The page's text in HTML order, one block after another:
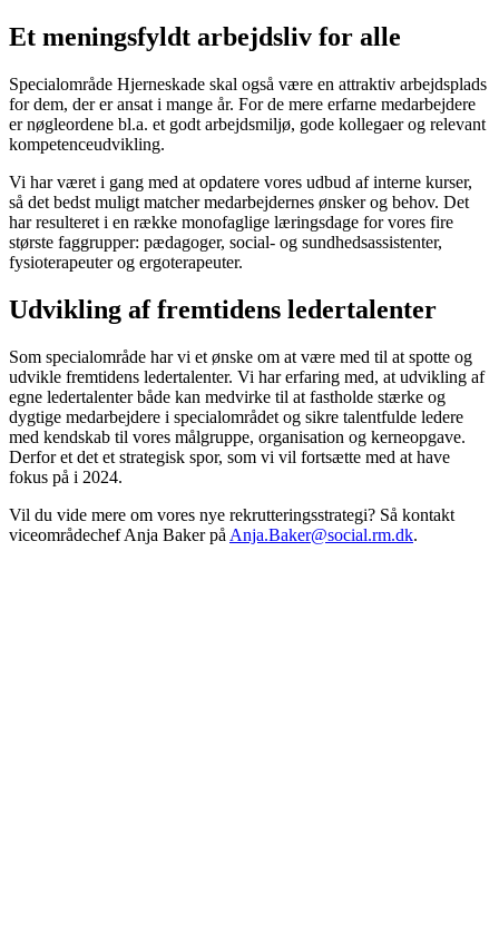
Et meningsfyldt arbejdsliv for alle
Specialområde Hjerneskade skal også være en attraktiv arbejdsplads
for dem, der er ansat i mange år. For de mere erfarne medarbejdere
er nøgleordene bl.a. et godt arbejdsmiljø, gode kollegaer og relevant
kompetenceudvikling.
Vi har været i gang med at opdatere vores udbud af interne kurser,
så det bedst muligt matcher medarbejdernes ønsker og behov. Det
har resulteret i en række monofaglige læringsdage for vores fire
største faggrupper: pædagoger, social- og sundhedsassistenter,
fysioterapeuter og ergoterapeuter.
Udvikling af fremtidens ledertalenter
Som specialområde har vi et ønske om at være med til at spotte og
udvikle fremtidens ledertalenter. Vi har erfaring med, at udvikling af
egne ledertalenter både kan medvirke til at fastholde stærke og
dygtige medarbejdere i specialområdet og sikre talentfulde ledere
med kendskab til vores målgruppe, organisation og kerneopgave.
Derfor et det et strategisk spor, som vi vil fortsætte med at have
fokus på i 2024.
Vil du vide mere om vores nye rekrutteringsstrategi? Så kontakt
viceområdechef Anja Baker på Anja.Baker@social.rm.dk.